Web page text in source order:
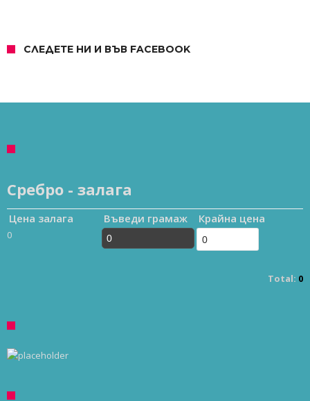
СЛЕДЕТЕ НИ И ВЪВ FACEBOOK
Сребро - залага
Цена залага
0
Въведи грамаж Крайна цена
Total: 0